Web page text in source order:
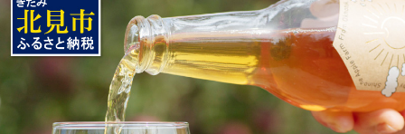
TOP 酒 ほかの酒 旭りんごのシードル 3本 ( りんご お酒 酒